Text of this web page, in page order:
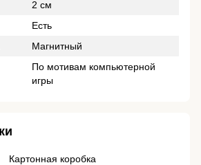
2 см
Есть
Магнитный
По мотивам компьютерной
игры
Картонная коробка